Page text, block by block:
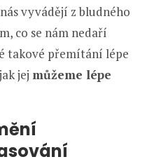
vyvádějí z bludného
co se nám nedaří
takové přemítání lépe
jej můžeme lépe